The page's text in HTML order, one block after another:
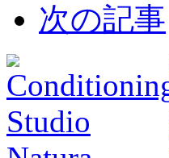
次の記事